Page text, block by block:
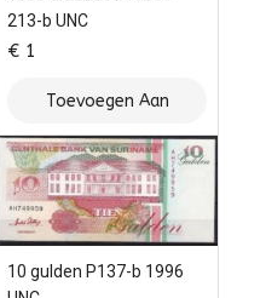
213-b UNC
€ 1
Toevoegen Aan
Winkelwagen
10 gulden P137-b 1996